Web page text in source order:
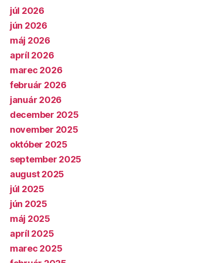
júl 2026
jún 2026
máj 2026
apríl 2026
marec 2026
február 2026
január 2026
december 2025
november 2025
október 2025
september 2025
august 2025
júl 2025
jún 2025
máj 2025
apríl 2025
marec 2025